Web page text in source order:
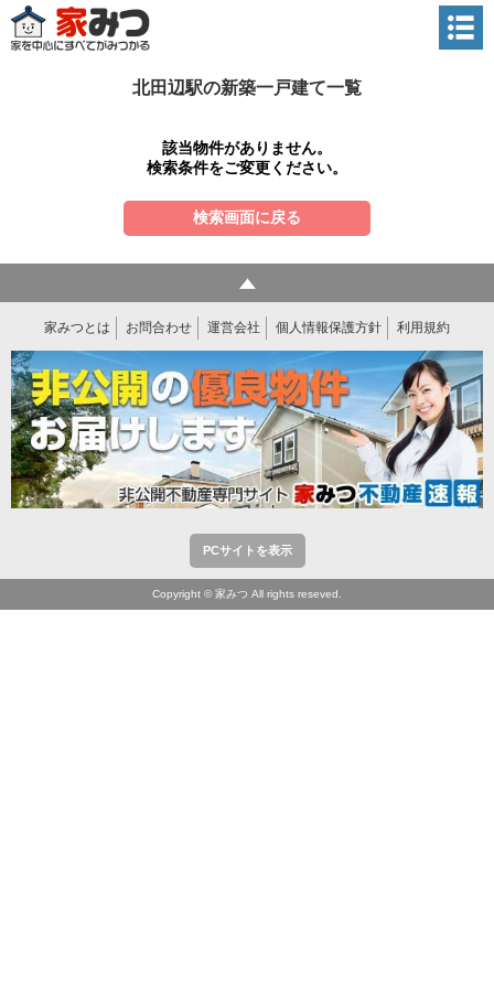
北田辺駅の新築一戸建て一覧
該当物件がありません。
検索条件をご変更ください。
検索画面に戻る
家みつとは お問合わせ 運営会社 個人情報保護方針 利用規約
PCサイトを表示
Copyright © 家みつ All rights reseved.